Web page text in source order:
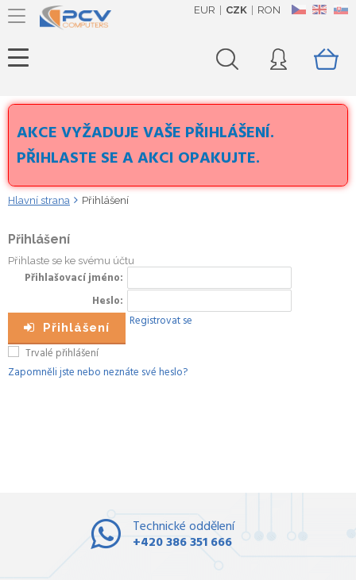
CZ EN SK
EUR CZK RON
AKCE VYŽADUJE VAŠE PŘIHLÁŠENÍ.
PŘIHLASTE SE A AKCI OPAKUJTE.
Hlavní strana Přihlášení
Přihlášení
Přihlaste se ke svému účtu
Přihlašovací jméno
Heslo
Přihlášení
Registrovat se
Trvalé přihlášení
Zapomněli jste nebo neznáte své heslo?
Technické oddělení
+420 386 351 666